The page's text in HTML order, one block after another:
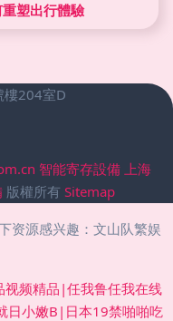
塑出行體驗
樓204室D
智能寄存設備 上海
版權所有 Sitemap
资源感兴趣：文山队繁娱
频精品|任我鲁任我在线
日小嫩B|日本19禁啪啪吃